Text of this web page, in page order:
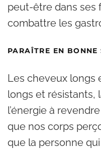
peut-être dans ses
combattre les
PARAÎTRE EN BONNE
Les cheveux longs
longs et résistants,
l’énergie à
que nos corps
que la personne